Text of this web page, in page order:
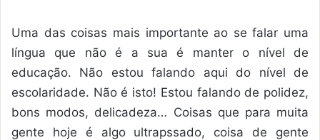
Uma das coisas mais importante ao se falar uma
língua que não é a sua é manter o nível de
educação. Não estou falando aqui do nível de
escolaridade. Não é isto! Estou falando de polidez,
bons modos, delicadeza… Coisas que para muita
gente hoje é algo ultrapssado, coisa de gente